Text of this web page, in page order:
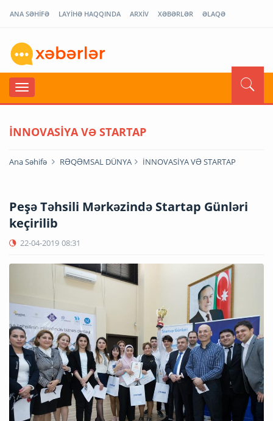
ANA SƏHİFƏ LAYİHƏ HAQQINDA ARXİV XƏBƏRLƏR ƏLAQƏ
İNNOVASİYA VƏ STARTAP
Ana Səhifə RƏQƏMSAL DÜNYA İNNOVASİYA VƏ STARTAP
Peşə Təhsili Mərkəzində Startap Günləri
keçirilib
22-04-2019 08:31